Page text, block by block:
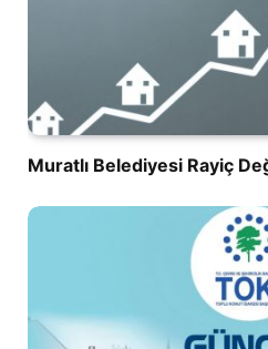
Muratlı Belediyesi Rayiç